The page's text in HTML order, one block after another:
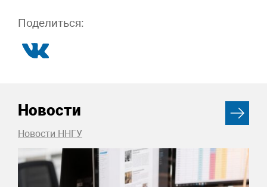
Поделиться:
Новости
Новости ННГУ